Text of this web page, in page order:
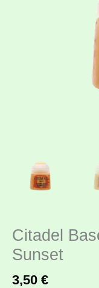
Citadel
Sunset
3,50 €